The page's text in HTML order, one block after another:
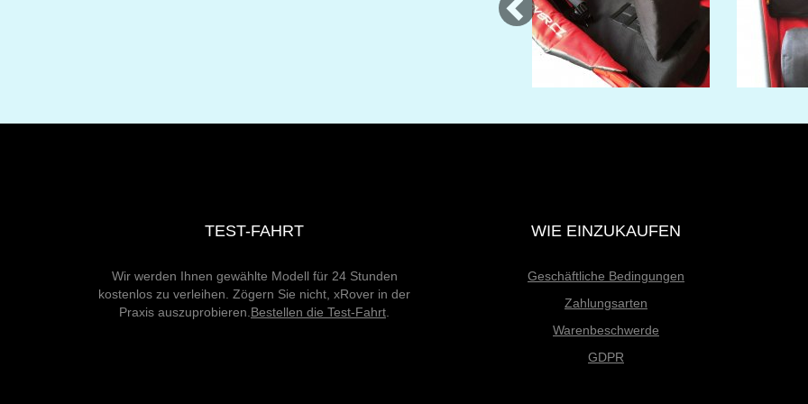
TEST-FAHRT
Wir werden Ihnen gewählte Modell für 24 Stunden
kostenlos zu verleihen. Zögern Sie nicht, xRover in der
Praxis auszuprobieren. Bestellen die Test-Fahrt
WIE EINZUKAUFEN
Geschäftliche Bedingungen
Zahlungsarten
Warenbeschwerde
GDPR